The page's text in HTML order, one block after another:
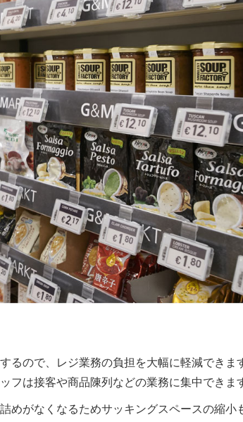
るので、レジ業務の負担を大幅に軽減できま
は接客や商品陳列などの業務に集中できま
めがなくなるためサッキングスペースの縮小